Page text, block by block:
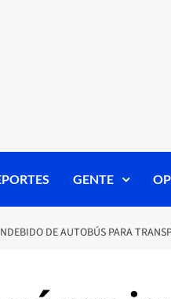
GENTE
DE AUTOBÚS PARA